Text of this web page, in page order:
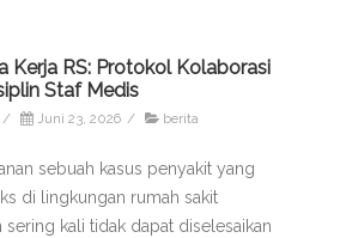
Kerja RS: Protokol Kolaborasi
Staf Medis
/ Juni 23, 2026 / berita
sebuah kasus penyakit yang
di lingkungan rumah sakit
sering kali tidak dapat diselesaikan